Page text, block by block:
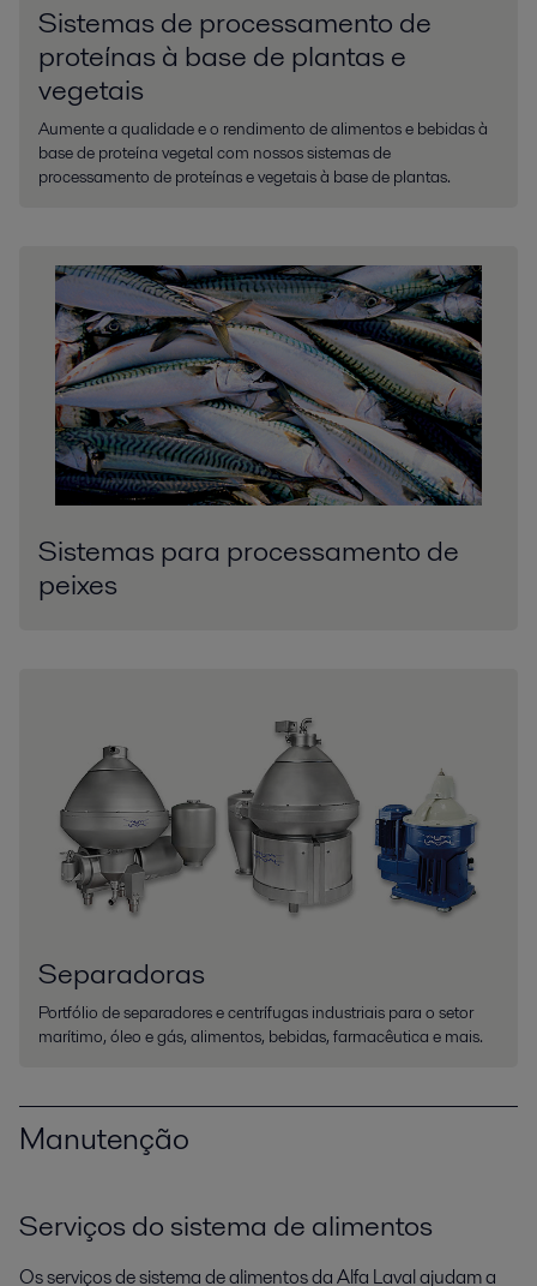
Sistemas de processamento de
proteínas à base de plantas e
vegetais
Aumente a qualidade e o rendimento de alimentos e bebidas à
base de proteína vegetal com nossos sistemas de
processamento de proteínas e vegetais à base de plantas.
Sistemas para processamento de
peixes
Separadoras
Portfólio de separadores e centrífugas industriais para o setor
marítimo, óleo e gás, alimentos, bebidas, farmacêutica e mais.
Manutenção
Serviços do sistema de alimentos
Os serviços de sistema de alimentos da Alfa Laval ajudam a